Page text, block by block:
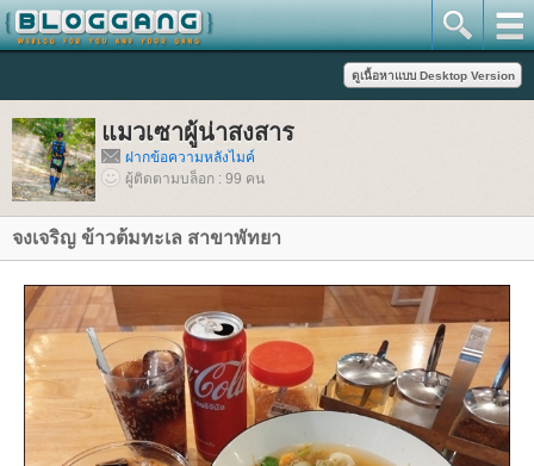
มวเซาผู้น่าสงสาร
ฝากข้อความหลังไมค์
ผู้ติดตามบล็อก : 99 คน
จงเจริญ ข้าวต้มทะเล สาขาพัทยา